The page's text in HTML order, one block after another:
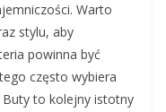
Warto
stylu, aby
powinna być
często wybiera
Buty to kolejny istotny